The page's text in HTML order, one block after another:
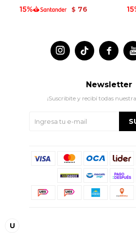
U
$ 76


Newsletter
¡Suscribite y recibí todas